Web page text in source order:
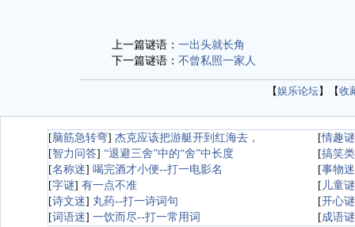
上一篇谜语： 一出头就长角
下一篇谜语： 不曾私照一家人
【娱乐论坛】【收
[脑筋急转弯] 杰克应该把游艇开到红海去， [情趣
[智力问答] “退避三舍”中的“舍”中长度 [搞笑类
[名称迷] 喝完酒才小便--打一电影名 [事物迷
[字谜] 有一点不准 [ 儿童
[诗文迷] 丸药--打一诗词句 [开心
[词语迷] 一饮而尽--打一常用词 [成语谜